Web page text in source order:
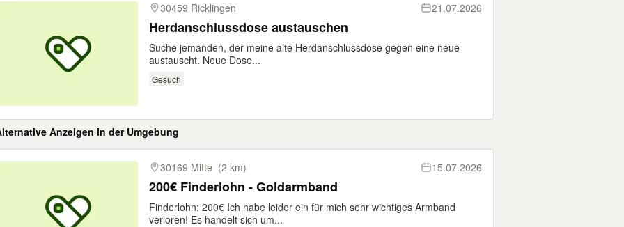
30459 Ricklingen 21.07.2026
Herdanschlussdose austauschen
Suche jemanden, der meine alte Herdanschlussdose gegen eine neue
austauscht. Neue Dose...
Gesuch
Anzeigen in der Umgebung
30169 Mitte (2 km) 15.07.2026
200€ Finderlohn - Goldarmband
Finderlohn: 200€ Ich habe leider ein für mich sehr wichtiges Armband
verloren! Es handelt sich um...